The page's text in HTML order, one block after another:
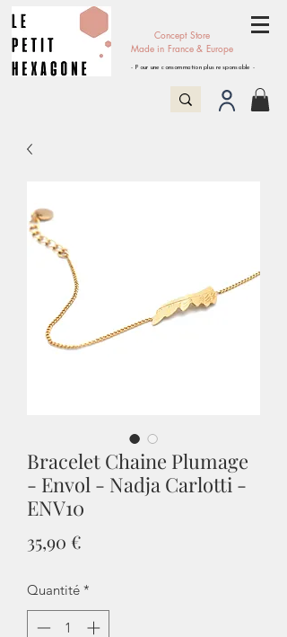
Concept Store
Made in France & Europe
- Pour une consommation plus responsable -
Bracelet Chaine Plumage
- Envol - Nadja Carlotti -
ENV10
35,90 €
Quantité *